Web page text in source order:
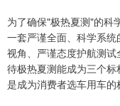
为了确保"极热夏测"的科
一套严谨全面、科学系
视角、严谨态度护航测
待极热夏测能成为三个
是成为消费者选车用车